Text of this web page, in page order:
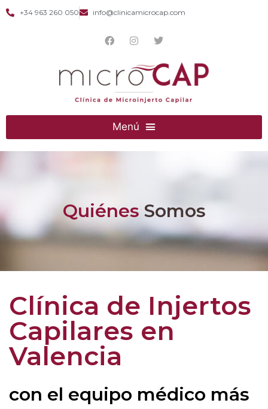
+34 963 260 050 info@clinicamicrocap.com
Quiénes Somos
Clínica de Injertos
Capilares en
Valencia
con el equipo médico más